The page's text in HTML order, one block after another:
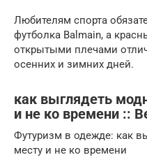
Любителям спорта
футболка Balmain, а
открытыми плечами
осенних и зимних дней.
как выглядеть
и не ко времени ::
Футуризм в одежде: как
месту и не ко времени